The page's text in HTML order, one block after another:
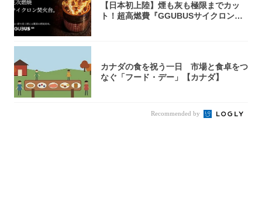
【日本初上陸】煙も灰も極限までカッ
ト！超高燃費『GGUBUSサイクロン焚
カナダの食を祝う一日 市場と食卓をつ
なぐ「フード・デー」【カナダ】
Recommended by